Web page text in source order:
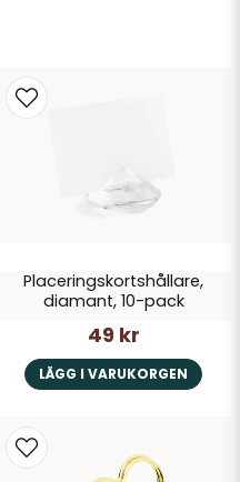
Placeringskortshållare,
diamant, 10-pack
49 kr
LÄGG I VARUKORGEN